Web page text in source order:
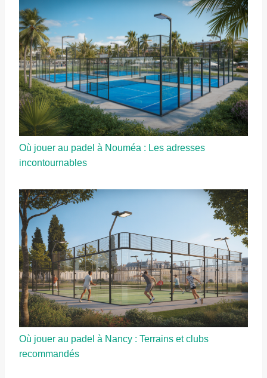
Où jouer au padel à Nouméa : Les adresses
incontournables
Où jouer au padel à Nancy : Terrains et clubs
recommandés